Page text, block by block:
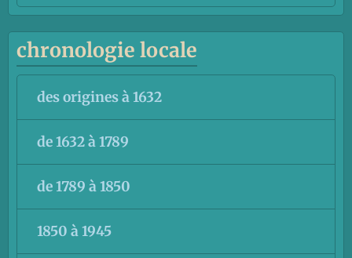
chronologie locale
des origines à 1632
de 1632 à 1789
de 1789 à 1850
1850 à 1945